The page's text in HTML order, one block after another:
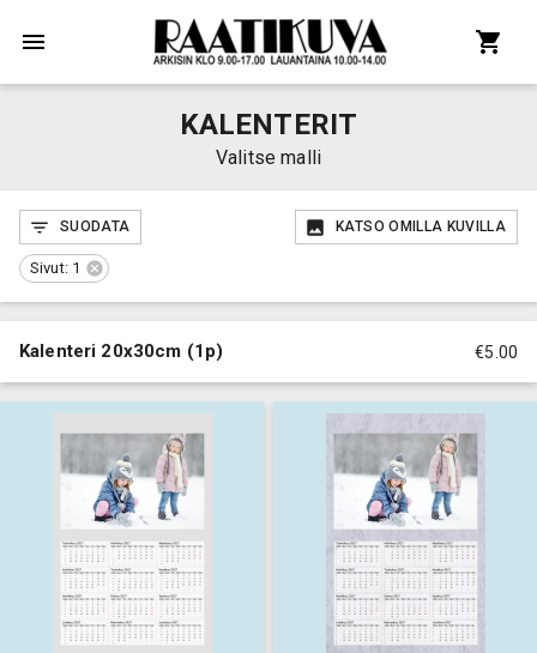
KALENTERIT
Valitse malli
SUODATA KATSO OMILLA KUVILLA
Sivut: 1
Kalenteri 20x30cm (1p) €5.00